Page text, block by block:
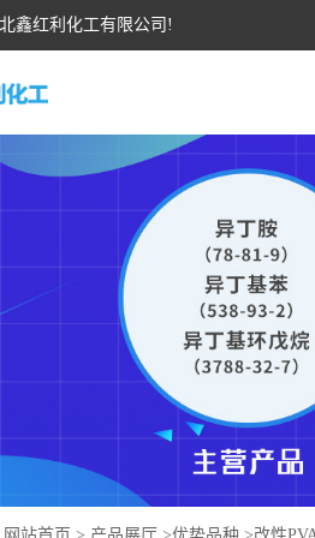
鑫红利化工有限公司!